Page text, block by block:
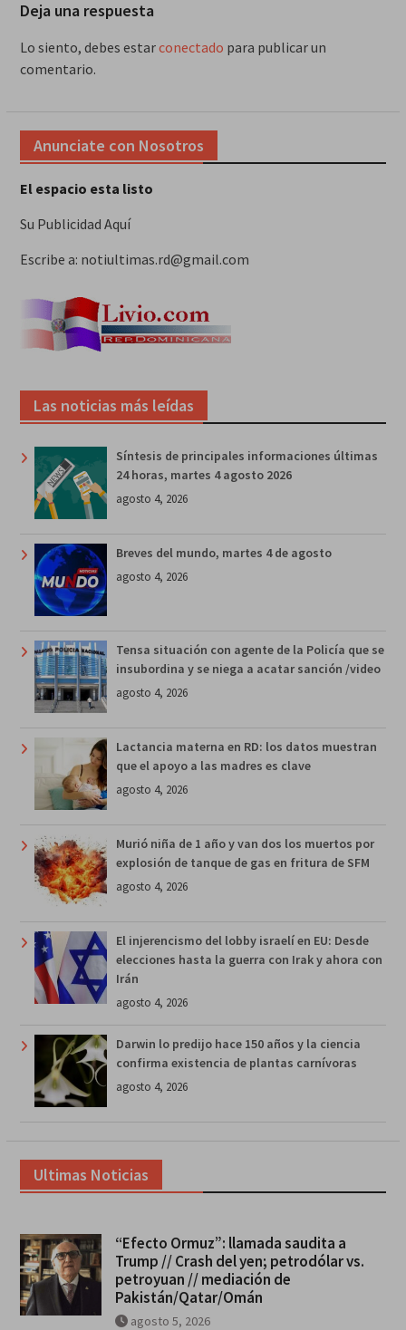
Deja una respuesta
Lo siento, debes estarconectado para publicar un
comentario.
Anunciate con Nosotros
El espacio esta listo
Su Publicidad Aquí
Escribe a: notiultimas.rd@gmail.com
Las noticias más leídas
Síntesis de principales informaciones últimas
24 horas, martes 4 agosto 2026
agosto 4, 2026
Breves del mundo, martes 4 de agosto
agosto 4, 2026
Tensa situación con agente de la Policía que se
insubordina y se niega a acatar sanción /video
agosto 4, 2026
Lactancia materna en RD: los datos muestran
que el apoyo a las madres es clave
agosto 4, 2026
Murió niña de 1 año y van dos los muertos por
explosión de tanque de gas en fritura de SFM
agosto 4, 2026
El injerencismo del lobby israelí en EU: Desde
elecciones hasta la guerra con Irak y ahora con
Irán
agosto 4, 2026
Darwin lo predijo hace 150 años y la ciencia
confirma existencia de plantas carnívoras
agosto 4, 2026
Ultimas Noticias
“Efecto Ormuz”: llamada saudita a
Trump // Crash del yen; petrodólar vs.
petroyuan // mediación de
Pakistán/Qatar/Omán
agosto 5, 2026